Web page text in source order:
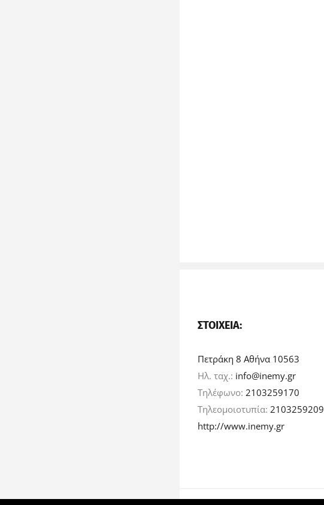
ΣΤΟΙΧΕΊΑ:
Πετράκη 8 Αθήνα 10563
Ηλ. ταχ.: info@inemy.gr
Τηλέφωνο: 2103259170
Τηλεομοιοτυπία: 2103259209
http://www.inemy.gr